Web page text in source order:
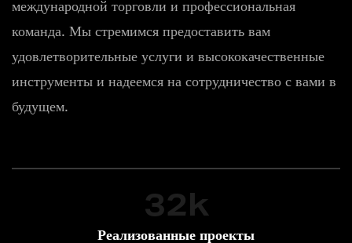
международной торговли и профессиональная
команда. Мы стремимся предоставить вам
удовлетворительные услуги и высококачественные
инструменты и надеемся на сотрудничество с вами в
будущем.
32k
Реализованные проекты